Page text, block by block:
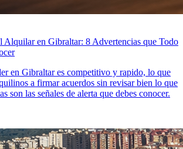
Alquilar en Gibraltar: 8 Advertencias que Todo
en Gibraltar es competitivo y rapido, lo que
a firmar acuerdos sin revisar bien lo que
son las señales de alerta que debes conocer.